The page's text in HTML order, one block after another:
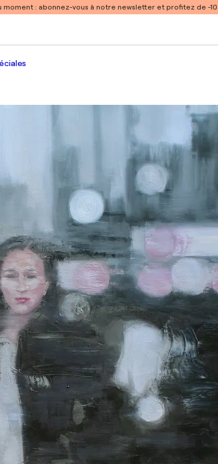
moment : abonnez-vous à notre newsletter et profitez de -